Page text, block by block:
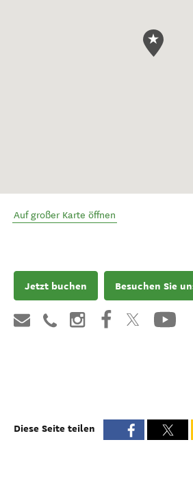
Auf großer Karte öffnen
Jetzt buchen Besuchen Sie
Diese Seite teilen